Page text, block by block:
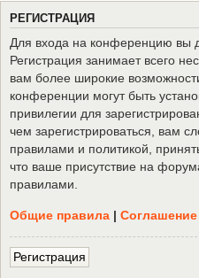
РЕГИСТРАЦИЯ
Для входа на конференцию вы
Регистрация занимает всего
вам более широкие
конференции могут быть
привилегии для
чем зарегистрироваться, вам
правилами и политикой,
что ваше присутствие на
правилами.
Общие правила |
Регистрация